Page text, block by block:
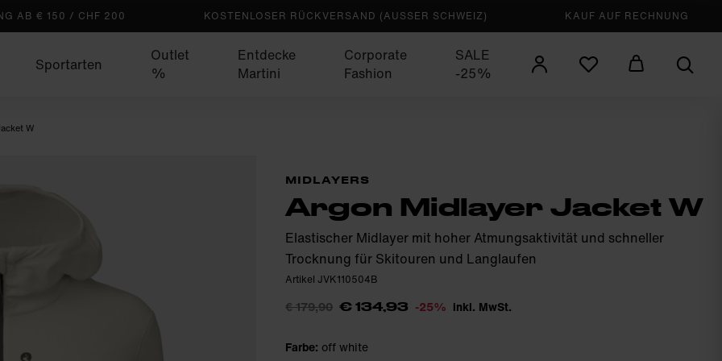
AB € 150 / CHF 200 KOSTENLOSER RÜCKVERSAND (AUSSER SCHWEIZ) KAUF AUF RECHNUNG
Sportarten
Outlet
%
Entdecke
Martini
Corporate
Fashion
SALE
-25%
W
MIDLAYERS
Argon Midlayer Jacket W
Elastischer Midlayer mit hoher Atmungsaktivität und schneller
Trocknung für Skitouren und Langlaufen
Artikel JVK110504B
€ 179,90 € 134,93 -25% inkl. MwSt.
Farbe: off white